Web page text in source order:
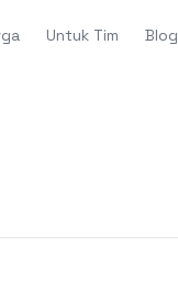
Untuk Tim Blog